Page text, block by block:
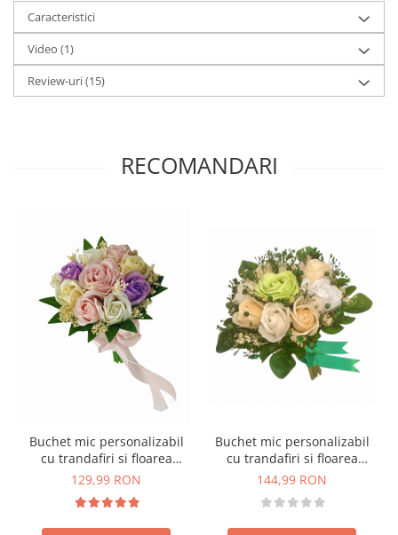
Caracteristici
Video (1)
Review-uri(15)
RECOMANDARI
Buchet mic personalizabil
cu trandafiri si floarea
miresei (Roz, Multicolor)
129,99 RON
Buchet mic personalizabil
cu trandafiri si floarea
miresei (Verde, Crem, Alb)
144,99 RON